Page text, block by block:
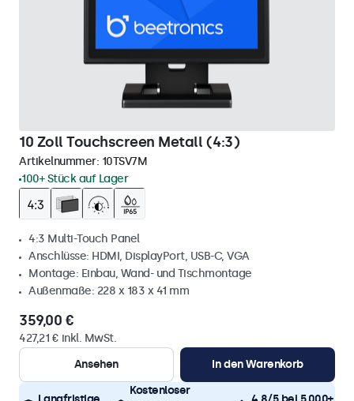
10 Zoll Touchscreen Metall (4:3)
Artikelnummer: 10TSV7M
100+ Stück auf Lager
4:3 Multi-Touch Panel
Anschlüsse: HDMI, DisplayPort, USB-C, VGA
Montage: Einbau, Wand- und Tischmontage
Außenmaße: 228 x 183 x 41 mm
359,00 €
427,21 € inkl. MwSt.
Ansehen
In den Warenkorb
Kostenloser